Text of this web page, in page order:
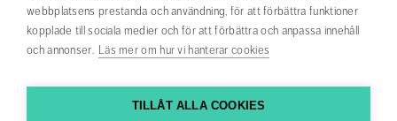
webbplatsens prestanda och användning, för att förbättra funktioner
kopplade till sociala medier och för att förbättra och anpassa innehåll
och annonser. Läs mer om hur vi hanterar cookies
TILLÅT ALLA COOKIES
Nyhetsbrev
Om webbplatsen